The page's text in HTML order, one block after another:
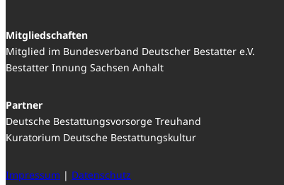
Mitgliedschaften
Mitglied im Bundesverband Deutscher Bestatter e.V.
Bestatter Innung Sachsen Anhalt
Partner
Deutsche Bestattungsvorsorge Treuhand
Kuratorium Deutsche Bestattungskultur
Impressum | Datenschutz